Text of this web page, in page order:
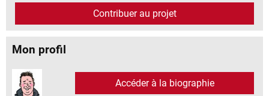
Contribuer au projet
Mon profil
Accéder à la biographie